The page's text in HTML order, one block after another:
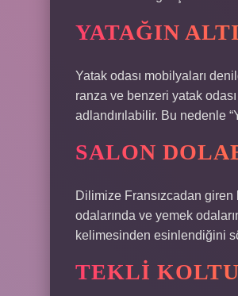
YATAĞIN
Yatak odası mobilyaları
ranza ve benzeri yatak
adlandırılabilir. Bu nedenle
SALON
Dilimize Fransızcadan giren
odalarında ve yemek
kelimesinden esinlendiğini
TEKLI